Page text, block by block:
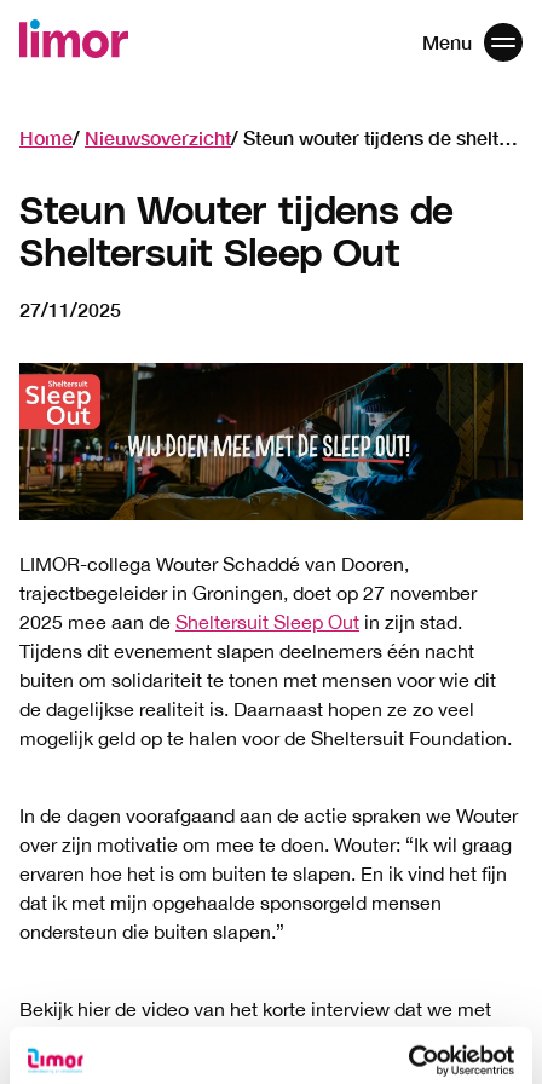
Navigatie
Menu
Home Nieuwsoverzicht Steun wouter tijdens de sheltersuit sleep out
Steun Wouter tijdens de
Sheltersuit Sleep Out
27/11/2025
LIMOR-collega Wouter Schaddé van Dooren,
trajectbegeleider in Groningen, doet op 27 november
2025 mee aan de Sheltersuit Sleep Out in zijn stad.
Tijdens dit evenement slapen deelnemers één nacht
buiten om solidariteit te tonen met mensen voor wie dit
de dagelijkse realiteit is. Daarnaast hopen ze zo veel
mogelijk geld op te halen voor de Sheltersuit Foundation.
In de dagen voorafgaand aan de actie spraken we Wouter
over zijn motivatie om mee te doen. Wouter: “Ik wil graag
ervaren hoe het is om buiten te slapen. En ik vind het fijn
dat ik met mijn opgehaalde sponsorgeld mensen
ondersteun die buiten slapen.”
Bekijk hier de video van het korte interview dat we met
onder andere toont hoe de sheltersuit werkt.